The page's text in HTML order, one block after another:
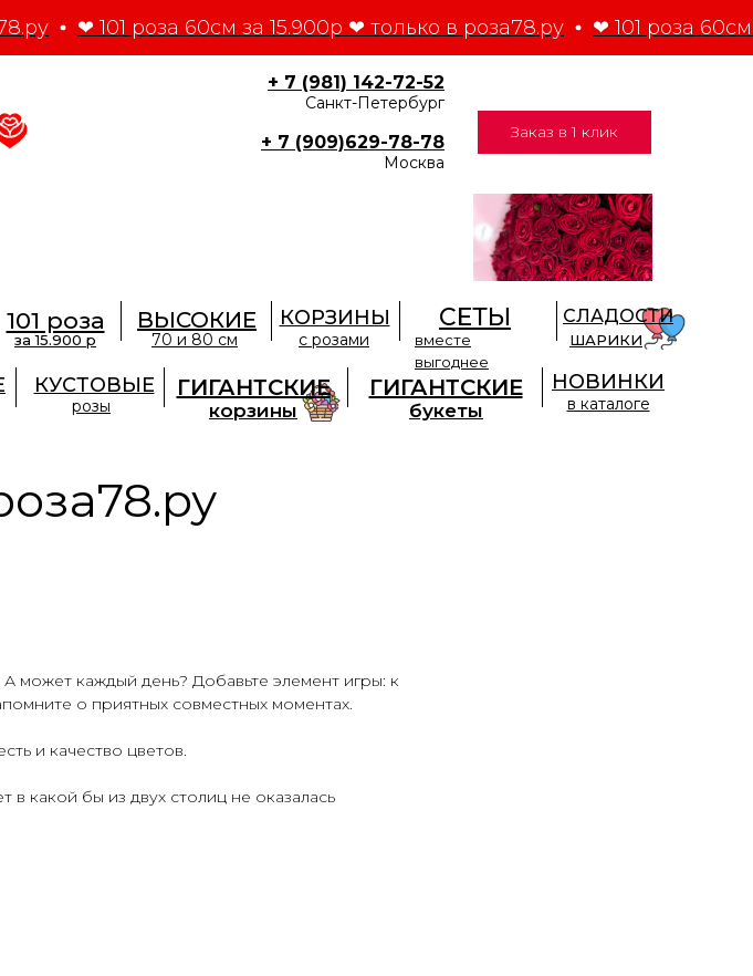
❤ 101 роза 60см за 15.900р ❤ только в роза78.ру ❤ 101 роза 60см
+ 7 (981) 142-72-52
Санкт-Петербург
+ 7 (909)629-78-78
Москва
Заказ в 1 клик
101 роза
за 15.900 р
КУСТОВЫЕ
розы
ГИГАНТСКИЕ
букеты
ГИГАНТСКИЕ
корзины
ВЫСОКИЕ
70 и 80 см
КОРЗИНЫ
с розами
НОВИНКИ
в каталоге
СЛАДОСТИ
ШАРИКИ
СЕТЫ
вместе
выгоднее
может каждый день? Добавьте элемент игры: к
о приятных совместных моментах.
и качество цветов.
какой бы из двух столиц не оказалась